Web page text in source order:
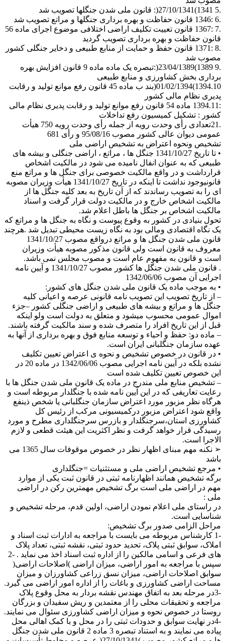
.5 1341)27/10/1341(: قانون ملی شدن جنگلها تصویب شد
.6 :1346 قانون حفاظت و بهره برداری جنگلها و مراتع تصویب شد
.7 :1367 قانون تعییت تکلیف اراضی اختلافی موضوع اجرای ماده 56
قانون حفاظت و بهره برداری تصویب گردید
.8 :1371 قانون حفظ و حمایت از منابع طبیعی و دخایر جنگلی کشور
مصوب شد
.9 1389)23/04/1389(:تبصره یک ماده ماده 9 قانون افزایش بهره
برداری بخش کشاورزی و منابع طبیعی
1394.10)01/02/1394(بند ب ماده 45 قانون رفع موانع تولید و رقابت
پدیری نظام مالی کشور
:1394.11 ماده 54 قانون رفع موانع تولید و رقابت پدیری نظام مالی
کشور : تشکیل کمیسیون رفع تداخلات
.21تعدادی رأی وحدت رویه از جمله رأی وحدت رویه 750 هیأت
عمومی دیوان عالی کشور مصوب 95/08/16 و رأی 681
تشخیص ونحوه اعتراض به تشخیص اراضی ملی
• تا تاریخ 1341/10/27 جنگل ها ، مراتع ، اراضی جنگلی و بیشه های
طبیعی که به عنوان انفال نامیده می شود در مالکیت اشخاص
قرارداشت و در واقع مالکیت خصوصی برای جنگل ها و مراتع منع
قانونیوجود نداشت تا اینکه در تاریخ 1341/10/27 هیأت وزیران مصوبه
ای را به تصویب رساندند که از آن تاریخ به بعد کلیه جنگل ها از
مالکیت اشخاص خارج و در مالکیت دولت قرار گرفت و اسناد
مالکیت اشخاص بر جنگل ها باطل اعلام شد.
تحول بنیادی در کشور به وقوع پیوست و نگاه به جنگل ها و مراتع که
یک نگاه اقتصادی ومالی بود به نگاه زیست محیطی تبدیل شد .هرچند
قانون ملی شدن جنگل ها و مراتع درواقع مصوب 1341/10/27
معروف به قانون است ولی قانون مذکور مصوبه هیأت وزیران
است و قانون به مفهوم عام است و مصوب مجلس نمی باشد.
. قانون ملی شدن جنگل ها کشور مصوب 1341/10/27 و آیین نامه
اجرایی آن مصوب 1342/06/06
• به موجب ماده یک قانون ملی شدن جنگل های کشور:
– از تاریخ تصویب این تصویب نامه قانونی عرصه و اعیانی کلیه
جنگل ها و مراتع و بیشه های طبیعی و اراضی جنگلی کشور –جزء
اموال عمومی محسوب میشود و متعلق به دولت است ولو اینکه
قبل از این تاریخ افراد را متصرف شده و سند مالکیت گرفته باشند.
– ماده دو: حفظ و احیاء و توسعه منابع فوق و بهره برداری از آنها به
عهده سازمان جنگلبانی ایران است.
• در قانون در خصوص تشخیص و نحوه ی اعتراض تعیین تکلیف
نشده بلکه در آیین نامه اجرایی مصوب 1342/06/06 در ماده 20 در
این خصوص تعیین تکلیف شده است
– تشخیص منابع ملی مندرج در ماده یک قانون ملی شدن جنگل ها با
رعایت تعاریفی که در این آیین نامه شده با جنگلدار مربوطه است و
هرگاه نظر مزبور مورد اعتراض سازمان جنگلبانی یا شخص ذینفع
واقع شود اعتراض مزبور درکمیسیونی مرکب از رئیس کل
کشاورزی استان،سرجنگلدار و بازرس سرجنگلداری مطرح و مورد
رسیدگی قرار خواهد گرفت و نظر اکثریت این هیئت قطعی و لازم
الاجرا است.
➢ نکنه مهم مبنای اظهار نظر در خصوص موقوفات سال 1365 می
باشد
• مرجع تشخیص اراضی ملی و مستثنیات =جنگلداری
برگه تشخیص همانند اظهارنامه ثبتی در قانون ثبت یکی از موارد
مهم در اراضی ملی است برگ تشخیص مهمترین رکن در اراضی
ملی :
در راستای ملی اعلام نمودن اراضی، اولین قدم، مرحله تشخیص و
شناسایی است.
مراحل الزامی صدور برگ تشخیص:
-1 کارشناس مربوطه می بایست با مراجعه به ادارات ثبت اسناد و
املاک، سوابق ثبتی پلاک، تحدید حدود ثبتی، نقشه ثبتی، تعداد پلاک
های فرعی و اسامی مالکین را از اداره ثبت اسناد اخذ می نماید . -2
سپس با مراجعه به امور اراضی، میزان اراضی )اصلاحات اراضی(
سوابق اصلاحات اراضی، میزان نسق زراعی کشاورزان و میزان
مساحت اراضی کشاورزی و باغات را از اداره امور اراضی می گیرد.
-3در مرحله بعد به اتفاق مهندس نقشه بردار به محل وقوع پلاک
مراجعه و تحقیقات محلی را از معتمدین و ریش سفیدان و بزرگان
روستا در خصوص نحوه و میزان اراضی کشاورزی سئوال می نمایند.
-4در نهایت سوابق و حدودات ثبتی را در محل و با کمک اهالی محل
پیاده می نمایند و به استناد تبصره 3 ماده 2 قانون ملی شدن جنگل